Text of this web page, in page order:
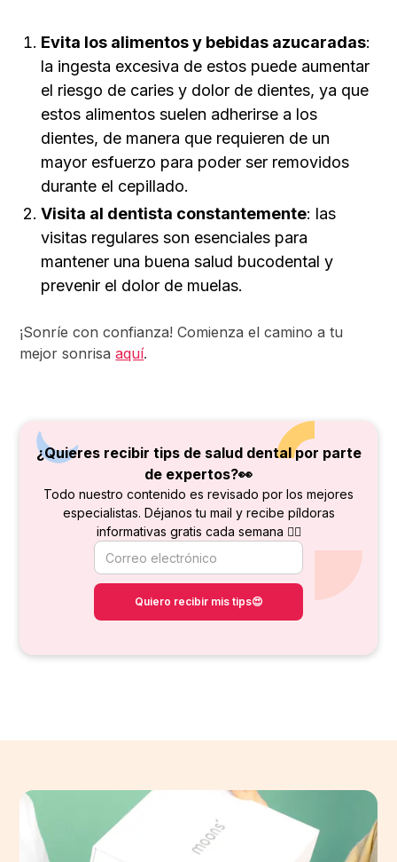
Evita los alimentos y bebidas azucaradas:
la ingesta excesiva de estos puede aumentar
el riesgo de caries y dolor de dientes, ya que
estos alimentos suelen adherirse a los
dientes, de manera que requieren de un
mayor esfuerzo para poder ser removidos
durante el cepillado.
Visita al dentista constantemente: las
visitas regulares son esenciales para
mantener una buena salud bucodental y
prevenir el dolor de muelas.
¡Sonríe con confianza! Comienza el camino a tu
mejor sonrisaaquí.
¿Quieres recibir tips de salud dental por parte
de expertos?👀
Todo nuestro contenido es revisado por los mejores
especialistas. Déjanos tu mail y recibe píldoras
informativas gratis cada semana 👇🏻